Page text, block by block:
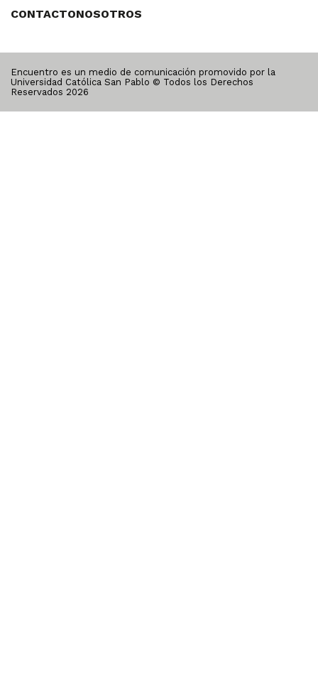
CONTACTONOSOTROS
Encuentro es un medio de comunicación promovido por la
Universidad Católica San Pablo © Todos los Derechos
Reservados 2026